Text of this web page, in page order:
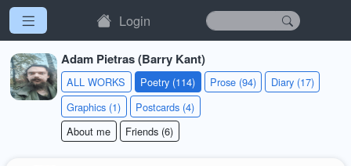
Login
Adam Pietras (Barry Kant)
ALL WORKS Poetry (114) Prose (94)
Diary (17)
Graphics (1)
Postcards (4)
About me
Friends (6)